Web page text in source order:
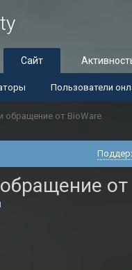
Сайт
Пользователи
обращение от BioWare
от